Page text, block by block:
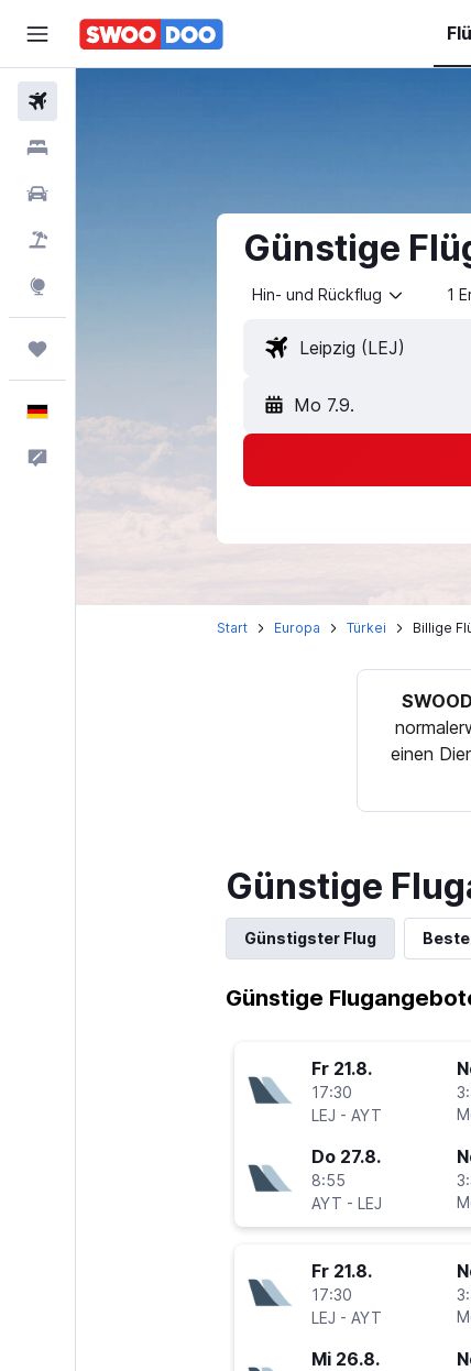
Günstige
Hin- und Rückflug 1
Mo 7.9.
Start Europa Türkei Billige
einen
Günstige
Günstigster Flug
Günstige
Fr 21.8.
17:30
LEJ - AYT
Do 27.8.
8:55
AYT - LEJ
Fr 21.8.
17:30
LEJ - AYT
Mi 26.8.